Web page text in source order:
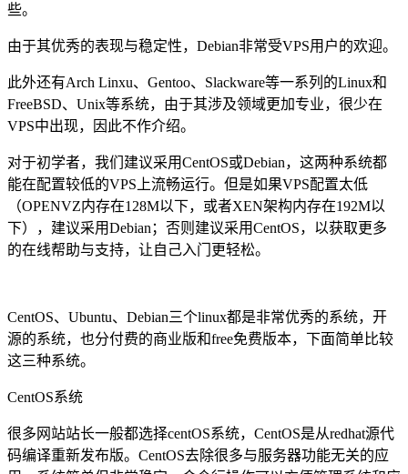
些。
由于其优秀的表现与稳定性，Debian非常受VPS用户的欢迎。
此外还有Arch Linxu、Gentoo、Slackware等一系列的Linux和
FreeBSD、Unix等系统，由于其涉及领域更加专业，很少在
VPS中出现，因此不作介绍。
对于初学者，我们建议采用CentOS或Debian，这两种系统都
能在配置较低的VPS上流畅运行。但是如果VPS配置太低
（OPENVZ内存在128M以下，或者XEN架构内存在192M以
下），建议采用Debian；否则建议采用CentOS，以获取更多
的在线帮助与支持，让自己入门更轻松。
CentOS、Ubuntu、Debian三个linux都是非常优秀的系统，开
源的系统，也分付费的商业版和free免费版本，下面简单比较
这三种系统。
CentOS系统
很多网站站长一般都选择centOS系统，CentOS是从redhat源代
码编译重新发布版。CentOS去除很多与服务器功能无关的应